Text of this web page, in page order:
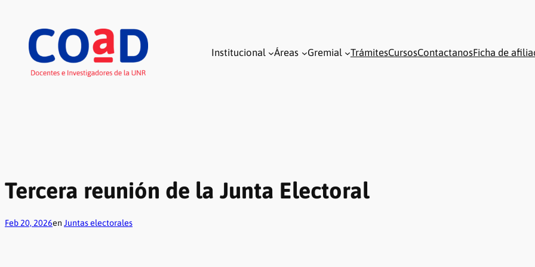
contenido
Institucional Áreas Gremial TrámitesCursosContactanosFicha de
Tercera reunión de la Junta Electoral
Feb 20, 2026en Juntas electorales